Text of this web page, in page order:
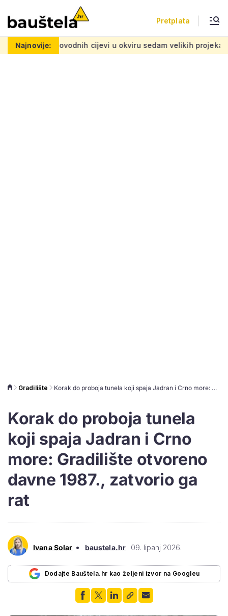
Pretplata
Najnovije:
cijevi u okviru sedam velikih projekata: Iznos 50 milijuna
Gradilište Korak do proboja tunela koji spaja Jadran i Crno more: Gradilište otvoreno davne 1987., zatvorio ga rat
Korak do proboja tunela
koji spaja Jadran i Crno
more: Gradilište otvoreno
davne 1987., zatvorio ga
rat
Ivana Solar • baustela.hr 09. lipanj 2026.
Dodajte Bauštela.hr kao željeni izvor na Googleu